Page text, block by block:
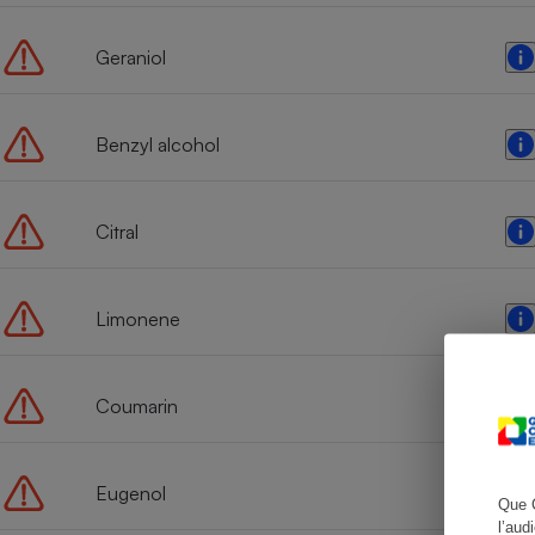
Que
Geraniol
Benzyl alcohol
Citral
Limonene
Coumarin
Eugenol